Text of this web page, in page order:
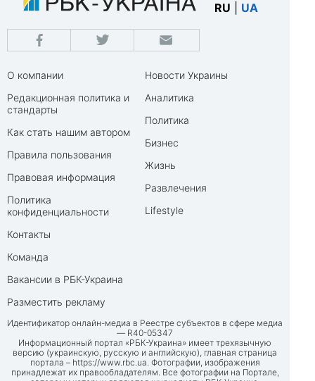
RU UA
О компании
Редакционная политика и
стандарты
Как стать нашим автором
Правила пользования
Правовая информация
Политика
конфиденциальности
Контакты
Команда
Вакансии в РБК-Украина
Разместить рекламу
Новости Украины
Аналитика
Политика
Бизнес
Жизнь
Развлечения
Lifestyle
Идентификатор онлайн-медиа в Реестре субъектов в сфере медиа
— R40-05347
Информационный портал «РБК-Украина» имеет трехязычную
версию (украинскую, русскую и английскую), главная страница
портала – https://www.rbc.ua. Фотографии, изображения
принадлежат их правообладателям. Все фотографии на Портале,